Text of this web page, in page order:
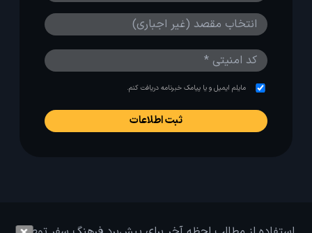
مایلم ایمیل و یا پیامک خبرنامه دریافت کنم.